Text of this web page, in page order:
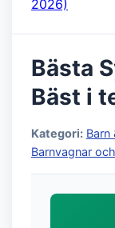
Bästa
Bäst i
Kategori: Barn
Barnvagnar